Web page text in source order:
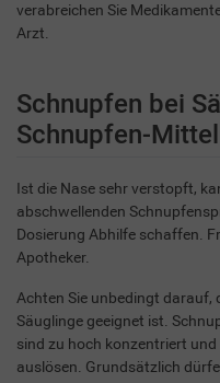
verabreichen Sie
Arzt.
Schnupfen bei
Schnupfen-
Ist die Nase sehr verstopft,
abschwellenden
Dosierung Abhilfe schaffen.
Apotheker.
Achten Sie unbedingt darauf,
Säuglinge geeignet ist.
sind zu hoch konzentriert
auslösen. Grundsätzlich